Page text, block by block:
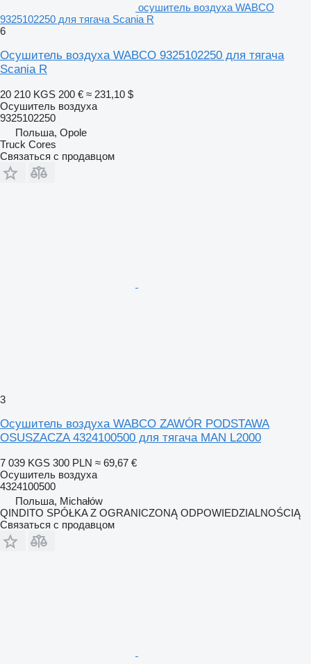
осушитель воздуха WABCO
9325102250 для тягача Scania R
6
Осушитель воздуха WABCO 9325102250 для тягача
Scania R
20 210 KGS 200 € ≈ 231,10 $
Осушитель воздуха
9325102250
Польша, Opole
Truck Cores
Связаться с продавцом
3
Осушитель воздуха WABCO ZAWÓR PODSTAWA
OSUSZACZA 4324100500 для тягача MAN L2000
7 039 KGS 300 PLN ≈ 69,67 €
Осушитель воздуха
4324100500
Польша, Michałów
QINDITO SPÓŁKA Z OGRANICZONĄ ODPOWIEDZIALNOŚCIĄ
Связаться с продавцом